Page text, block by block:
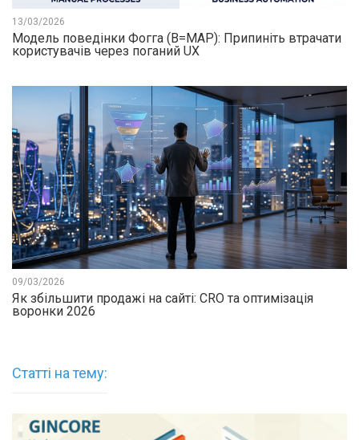
13/03/2026
Модель поведінки Фогга (B=MAP): Припиніть втрачати
користувачів через поганий UX
09/03/2026
Як збільшити продажі на сайті: CRO та оптимізація
воронки 2026
Статті на тему: